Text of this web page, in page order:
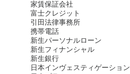
家賃保証会社
富士クレジット
引田法律事務所
携帯電話
新生パーソナルローン
新生フィナンシャル
新生銀行
日本インヴェスティゲーション